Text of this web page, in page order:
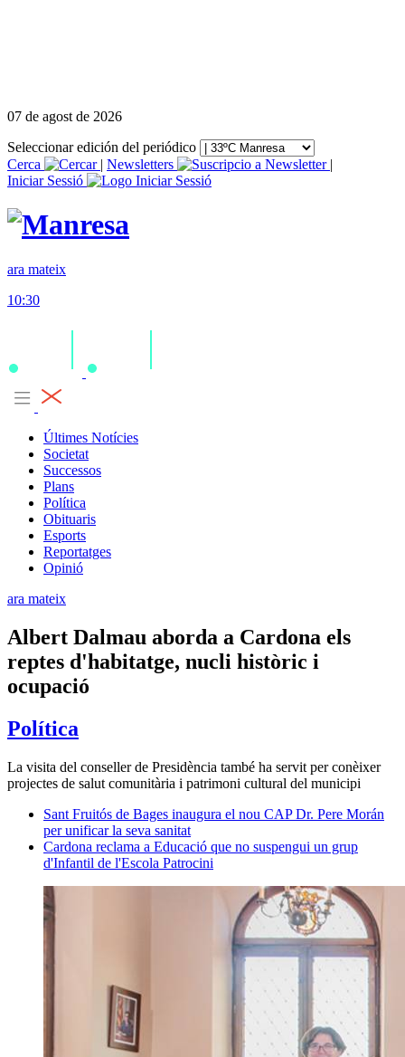
07 de agost de 2026
Seleccionar edición del periódico
Cerca
| Newsletters
|
Iniciar Sessió
ara mateix
10:30
Últimes Notícies
Societat
Successos
Plans
Política
Obituaris
Esports
Reportatges
Opinió
ara mateix
Albert Dalmau aborda a Cardona els
reptes d'habitatge, nucli històric i
ocupació
Política
La visita del conseller de Presidència també ha servit per conèixer
projectes de salut comunitària i patrimoni cultural del municipi
Sant Fruitós de Bages inaugura el nou CAP Dr. Pere Morán
per unificar la seva sanitat
Cardona reclama a Educació que no suspengui un grup
d'Infantil de l'Escola Patrocini